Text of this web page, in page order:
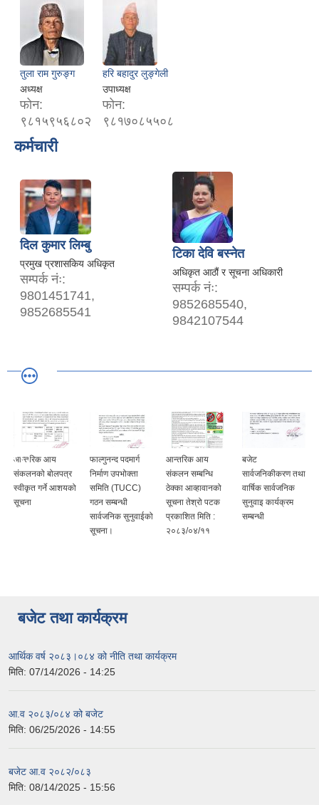
तुला राम गुरुङ्ग
अध्यक्ष
फोन:
९८१५९५६८०२
हरि बहादुर लुङ्गेली
उपाध्यक्ष
फोन:
९८१७०८५५०८
कर्मचारी
दिल कुमार लिम्बु
प्रमुख प्रशासकिय अधिकृत
सम्पर्क नंः:
9801451741,
9852685541
टिका देवि बस्नेत
अधिकृत आठौं र सूचना अधिकारी
सम्पर्क नंः:
9852685540,
9842107544
आन्तरिक आय
संकलनको बोलपत्र
स्वीकृत गर्ने आशयको
सूचना
फाल्गुनन्द पदमार्ग
निर्माण उपभोक्ता
समिति (TUCC)
गठन सम्बन्धी
सार्वजनिक सुनुवाईको
सूचना।
आन्तरिक आय
संकलन सम्बन्धि
ठेक्का आव्हावानको
सूचना तेश्रो पटक
प्रकाशित मिति :
२०८३/०४/११
बजेट
सार्वजनिकीकरण तथा
वार्षिक सार्वजनिक
सुनुवाइ कार्यक्रम
सम्बन्धी
बजेट तथा कार्यक्रम
आर्थिक वर्ष २०८३।०८४ को नीति तथा कार्यक्रम
मिति: 07/14/2026 - 14:25
आ.व २०८३/०८४ को बजेट
मिति: 06/25/2026 - 14:55
बजेट आ.व २०८२/०८३
मिति: 08/14/2025 - 15:56